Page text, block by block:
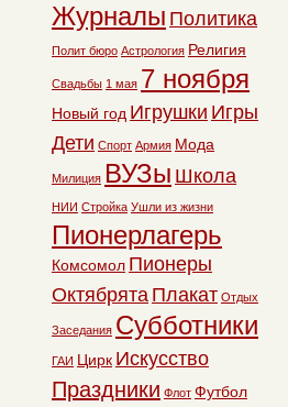
Журналы Политика
Полит бюро Астрология Религия
Свадьбы 1 мая 7 ноября
Новый год Игрушки Игры
Дети Спорт Армия Мода
Милиция ВУЗы Школа
НИИ Стройка Ушли из жизни
Пионерлагерь
Комсомол Пионеры
Октябрята Плакат Отдых
Заседания Субботники
ГАИ Цирк Искусство
Праздники Флот Футбол